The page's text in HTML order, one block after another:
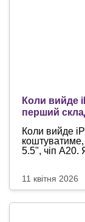
Коли вийде
перший
Коли вийде
5.5", чіп A20.
11 квітня 2026